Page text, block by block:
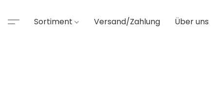
Sortiment Versand/Zahlung Über uns